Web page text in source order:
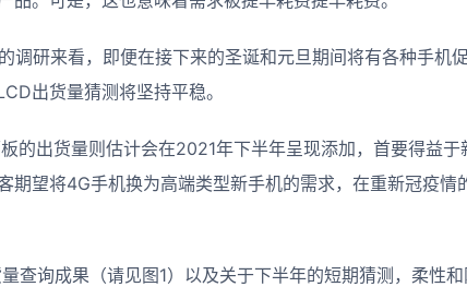
调研来看，即便在接下来的圣诞和元旦期间将有各种手机促
出货量猜测将坚持平稳。
的出货量则估计会在2021年下半年呈现添加，首要得益于
期望将4G手机换为高端类型新手机的需求，在重新冠疫情
查询成果（请见图1）以及关于下半年的短期猜测，柔性和